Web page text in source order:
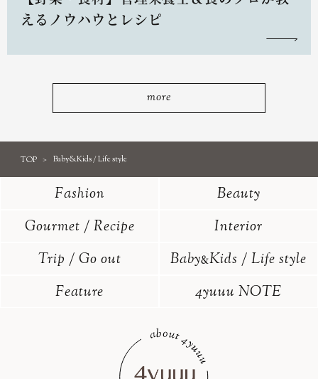
えるノウハウとレシピ
more
TOP Baby&Kids / Life style
Fashion
Beauty
Gourmet / Recipe
Interior
Trip / Go out
Baby&Kids / Life style
Feature
4yuuu NOTE